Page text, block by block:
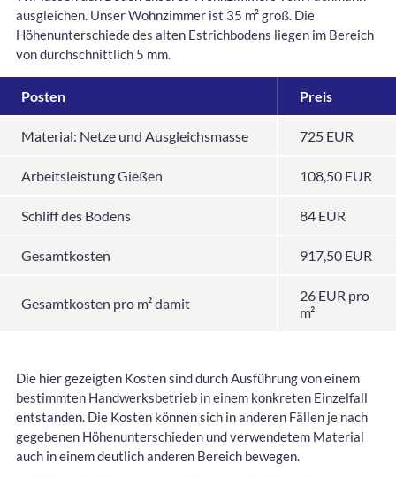
ausgleichen. Unser Wohnzimmer ist 35 m² groß. Die
Höhenunterschiede des alten Estrichbodens liegen im Bereich
von durchschnittlich 5 mm.
Posten Preis
Material: Netze und Ausgleichsmasse 725 EUR
Arbeitsleistung Gießen 108,50 EUR
Schliff des Bodens 84 EUR
Gesamtkosten 917,50 EUR
Gesamtkosten pro m² damit
26 EUR pro
m²
Die hier gezeigten Kosten sind durch Ausführung von einem
bestimmten Handwerksbetrieb in einem konkreten Einzelfall
entstanden. Die Kosten können sich in anderen Fällen je nach
gegebenen Höhenunterschieden und verwendetem Material
auch in einem deutlich anderen Bereich bewegen.